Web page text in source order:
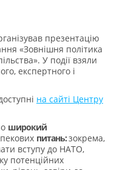
презентацію
«Зовнішня політика
У події взяли
експертного і
на сайті Центру
широкий
питань:зокрема,
вступу до НАТО,
потенційних